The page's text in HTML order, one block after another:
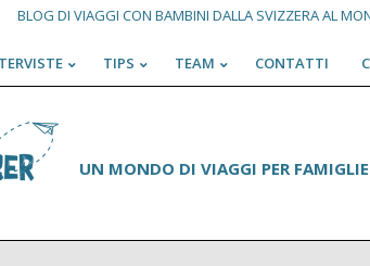
BLOG DI VIAGGI CON BAMBINI DALLA SVIZZERA AL
Primary
TIPS TEAM CONTATTI
UN MONDO DI VIAGGI PER